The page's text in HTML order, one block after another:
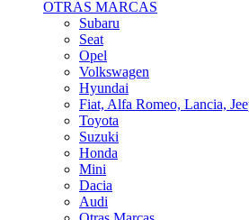
Seat
Opel
Volkswagen
Hyundai
Fiat, Alfa Romeo, Lancia, Jeep
Toyota
Suzuki
Honda
Mini
Dacia
Audi
Otras Marcas
ANUNCIOS DE COMPRA